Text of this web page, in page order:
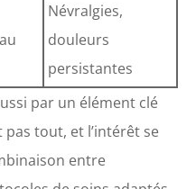
Névralgies,
douleurs
persistantes
par un élément clé
pas tout, et l’intérêt se
entre